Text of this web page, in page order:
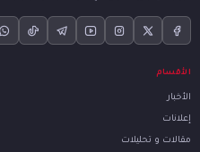
الأقسام
الأخبار
إعلانات
مقالات و تحليلات